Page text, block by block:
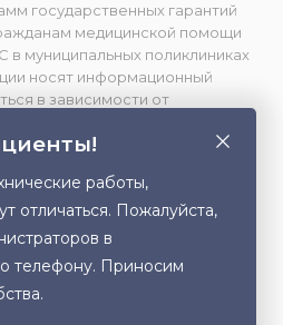
государственных гарантий
медицинской помощи
муниципальных поликлиниках
носят информационный
в зависимости от
Meta, признанной
на данном сайте,
согласия лиц, изображенных
(в случае
данного контента без
запрещено.
cookie для хранения
сайт, Вы даете
работы,
отличаться. Пожалуйста,
в
телефону. Приносим